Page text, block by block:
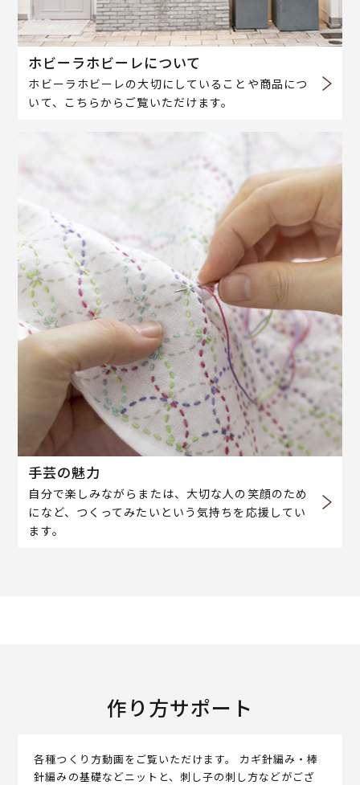
ホビーラホビーレについて
ホビーラホビーレの大切にしていることや商品につ
いて、こちらからご覧いただけます。
手芸の魅力
自分で楽しみながらまたは、大切な人の笑顔のため
になど、つくってみたいという気持ちを応援してい
ます。
作り方サポート
各種つくり方動画をご覧いただけます。 カギ針編み・棒
針編みの基礎などニットと、刺し子の刺し方などがござ